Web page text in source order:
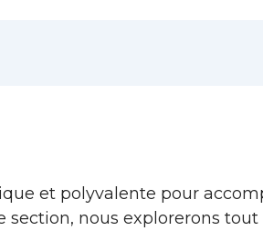
et polyvalente pour
nous explorerons tout